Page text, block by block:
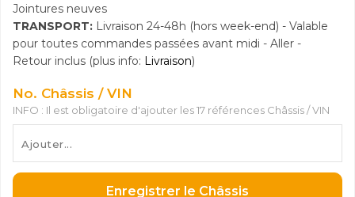
Jointures neuves
TRANSPORT: Livraison 24-48h (hors week-end) - Valable
pour toutes commandes passées avant midi - Aller -
Retour inclus (plus info: Livraison)
No. Châssis / VIN
INFO : Il est obligatoire d'ajouter les 17 références Châssis / VIN
Enregistrer le Châssis